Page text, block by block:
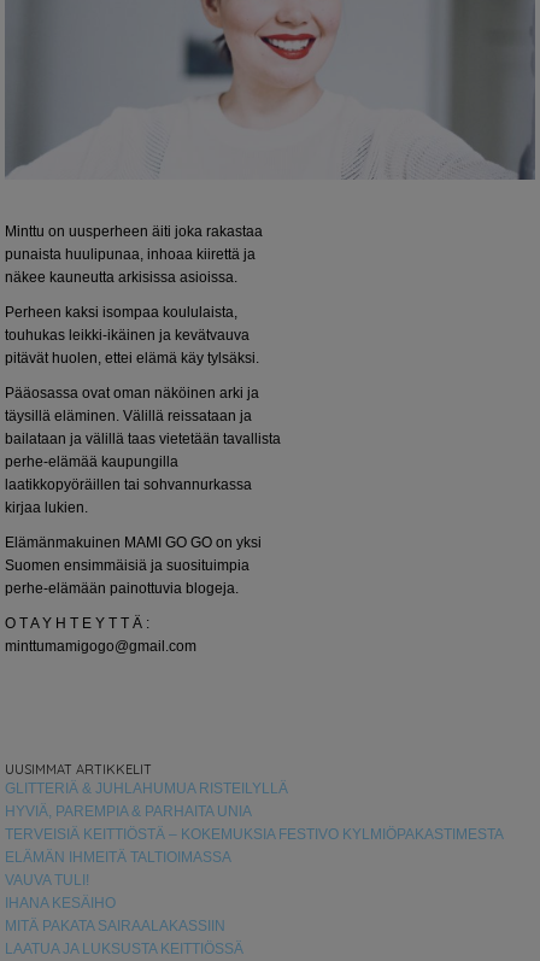
Minttu on uusperheen äiti joka rakastaa
punaista huulipunaa, inhoaa kiirettä ja
näkee kauneutta arkisissa asioissa.
Perheen kaksi isompaa koululaista,
touhukas leikki-ikäinen ja kevätvauva
pitävät huolen, ettei elämä käy tylsäksi.
Pääosassa ovat oman näköinen arki ja
täysillä eläminen. Välillä reissataan ja
bailataan ja välillä taas vietetään tavallista
perhe-elämää kaupungilla
laatikkopyöräillen tai sohvannurkassa
kirjaa lukien.
Elämänmakuinen MAMI GO GO on yksi
Suomen ensimmäisiä ja suosituimpia
perhe-elämään painottuvia blogeja.
O T A Y H T E Y T T Ä :
minttumamigogo@gmail.com
UUSIMMAT ARTIKKELIT
GLITTERIÄ & JUHLAHUMUA RISTEILYLLÄ
HYVIÄ, PAREMPIA & PARHAITA UNIA
TERVEISIÄ KEITTIÖSTÄ – KOKEMUKSIA FESTIVO KYLMIÖPAKASTIMESTA
ELÄMÄN IHMEITÄ TALTIOIMASSA
VAUVA TULI!
IHANA KESÄIHO
MITÄ PAKATA SAIRAALAKASSIIN
LAATUA JA LUKSUSTA KEITTIÖSSÄ